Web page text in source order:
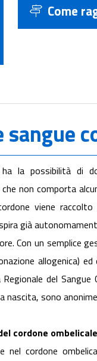
Come
sangue
la possibilità di
non comporta
viene
già
Con un semplice
allogenica)
del Sangue
sono
cordone
nel cordone